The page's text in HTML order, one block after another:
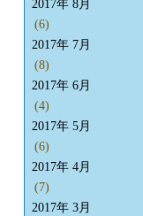
2017年 8月
(6)
2017年 7月
(8)
2017年 6月
(4)
2017年 5月
(6)
2017年 4月
(7)
2017年 3月